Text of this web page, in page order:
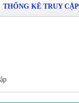
THỐNG KÊ TRUY CẬP